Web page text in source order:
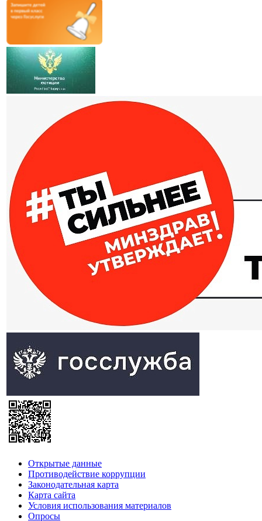
Открытые данные
Противодействие коррупции
Законодательная карта
Карта сайта
Условия использования материалов
Опросы